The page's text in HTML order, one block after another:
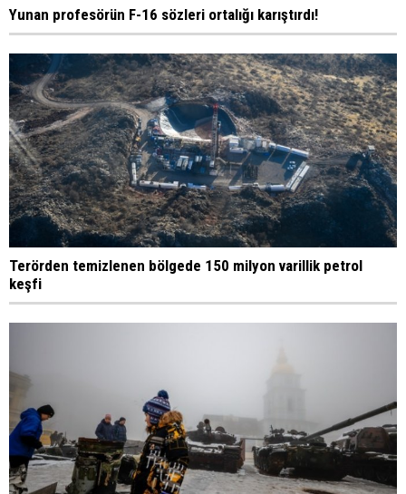
Yunan profesörün F-16 sözleri ortalığı karıştırdı!
Terörden temizlenen bölgede 150 milyon varillik petrol
keşfi